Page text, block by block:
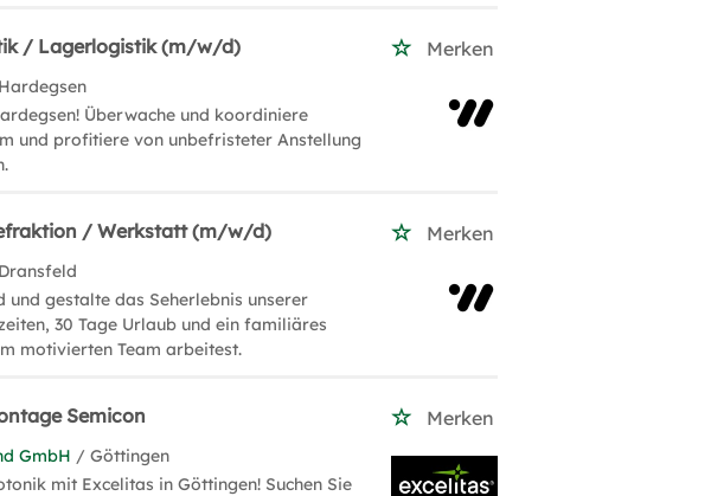
/ Lagerlogistik (m/w/d) Merken
Überwache und koordiniere
und profitiere von unbefristeter Anstellung
/ Werkstatt (m/w/d) Merken
gestalte das Seherlebnis unserer
30 Tage Urlaub und ein familiäres
motivierten Team arbeitest.
Semicon Merken
GmbH / Göttingen
mit Excelitas in Göttingen! Suchen Sie